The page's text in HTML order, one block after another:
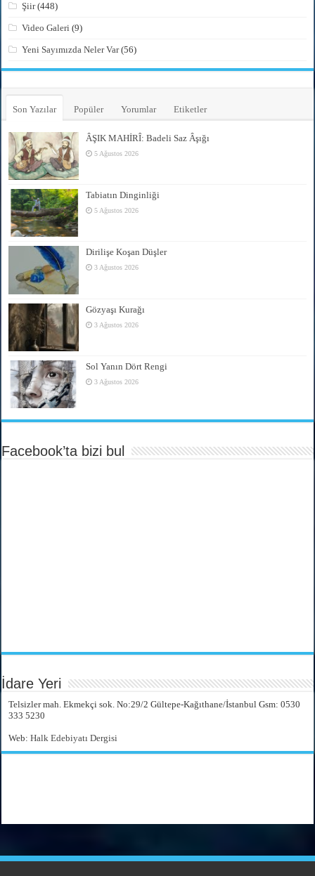
Şiir(448)
Video Galeri (9)
Yeni Sayımızda Neler Var(56)
Son Yazılar Popüler Yorumlar Etiketler
ÂŞIK MAHİRÎ: Badeli Saz Âşığı
5 Ağustos 2026
Tabiatın Dinginliği
5 Ağustos 2026
Dirilişe Koşan Düşler
3 Ağustos 2026
Gözyaşı Kurağı
3 Ağustos 2026
Sol Yanın Dört Rengi
3 Ağustos 2026
Facebook’ta bizi bul
İdare Yeri
Telsizler mah. Ekmekçi sok. No:29/2 Gültepe-Kağıthane/İstanbul Gsm: 0530
333 5230
Web:Halk Edebiyatı Dergisi